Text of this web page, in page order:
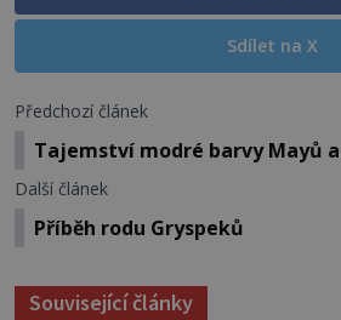
Sdílet na X
Předchozí článek
Tajemství modré barvy Mayů
Další článek
Příběh rodu Gryspeků
Související články